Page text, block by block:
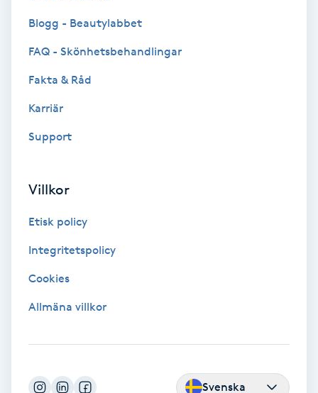
Color correction
Dermapen
Diamantslipning
Blogg - Beautylabbet
FAQ - Skönhetsbehandlingar
Fakta & Råd
Karriär
Support
Villkor
Etisk policy
Integritetspolicy
Cookies
Allmäna villkor
Svenska